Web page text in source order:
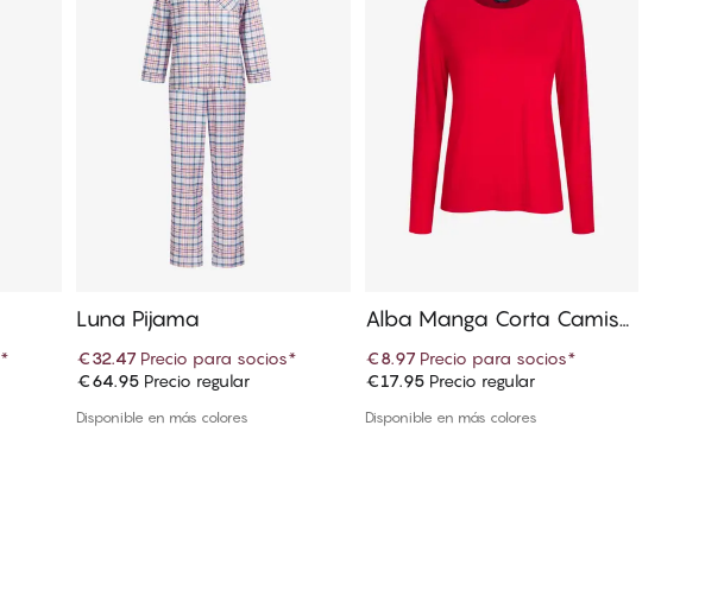
*
Añadir a la cesta
Luna Pijama
€32.47 Precio para socios*
€64.95 Precio regular
Disponible en más colores
Añadir a la cesta
Alba Manga Corta Camiset
€8.97 Precio para socios*
€17.95Precio regular
Disponible en más colores